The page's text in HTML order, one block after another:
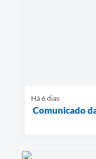
Há 6 dias
Comunicado